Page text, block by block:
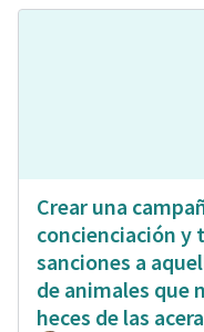
Crear una
concienciación y
sanciones a
de animales que
heces de las